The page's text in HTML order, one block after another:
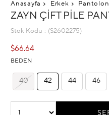
Anasayfa Erkek Pantolon
ZAYN ÇIFT PILE
Stok Kodu (S2602275)
$66.64
BEDEN
40 42 44 46